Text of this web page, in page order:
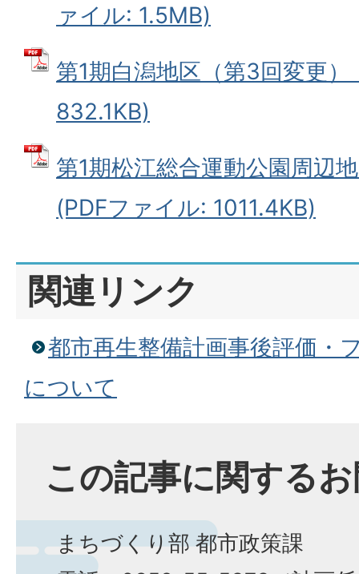
ァイル: 1.5MB)
第1期白潟地区（第3回変更
832.1KB)
第1期松江総合運動公園周辺
(PDFファイル: 1011.4KB)
関連リンク
都市再生整備計画事後評価・
について
この記事に関する
まちづくり部 都市政策課